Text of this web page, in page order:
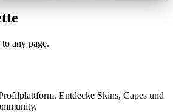
any page.
Entdecke Skins, Capes und